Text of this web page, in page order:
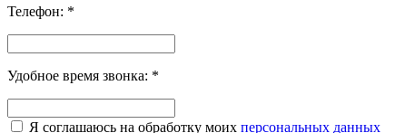
Телефон: *
Удобное время звонка: *
Я соглашаюсь на обработку моих персональных данных